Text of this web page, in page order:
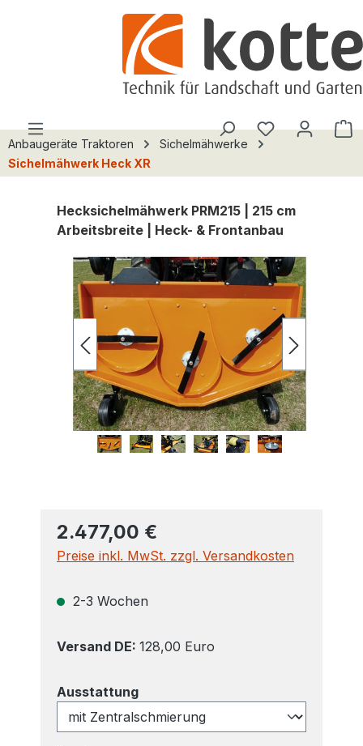
Du hast 0
Anbaugeräte Traktoren
Sichelmähwerke
Sichelmähwerk Heck XR
Hecksichelmähwerk PRM215 | 215 cm
Arbeitsbreite | Heck- & Frontanbau
Bildergalerie überspringen
2.477,00 €
Preise inkl. MwSt. zzgl. Versandkosten
2-3 Wochen
Versand DE: 128,00 Euro
Ausstattungauswählen